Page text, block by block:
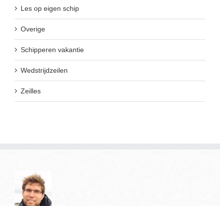
Les op eigen schip
Overige
Schipperen vakantie
Wedstrijdzeilen
Zeilles